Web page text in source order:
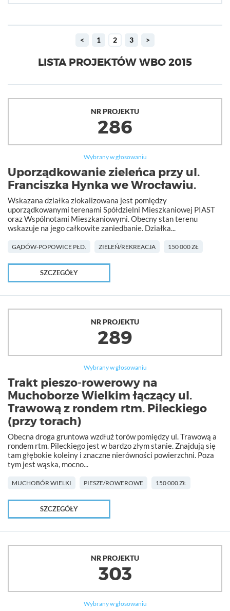
< 1 2 3 >
LISTA PROJEKTÓW WBO 2015
NR PROJEKTU
286
Wybrany w głosowaniu
Uporządkowanie zieleńca przy ul.
Franciszka Hynka we Wrocławiu.
Wskazana działka zlokalizowana jest pomiędzy
uporządkowanymi terenami Spółdzielni Mieszkaniowej PIAST
oraz Wspólnotami Mieszkaniowymi. Obecny stan terenu
wskazuje na jego całkowite zaniedbanie. Działka...
GĄDÓW-POPOWICE PŁD. ZIELEŃ/REKREACJA 150 000 ZŁ
SZCZEGÓŁY
NR PROJEKTU
289
Wybrany w głosowaniu
Trakt pieszo-rowerowy na
Muchoborze Wielkim łączący ul.
Trawową z rondem rtm. Pileckiego
(przy torach)
Obecna droga gruntowa wzdłuż torów pomiędzy ul. Trawową a
rondem rtm. Pileckiego jest w bardzo złym stanie. Znajdują się
tam głębokie koleiny i znaczne nierówności powierzchni. Poza
tym jest wąska, mocno...
MUCHOBÓR WIELKI PIESZE/ROWEROWE 150 000 ZŁ
SZCZEGÓŁY
NR PROJEKTU
303
Wybrany w głosowaniu